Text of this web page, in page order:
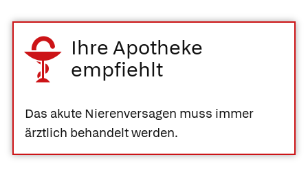
Ihre Apotheke
empfiehlt
Das akute Nierenversagen muss immer
ärztlich behandelt werden.